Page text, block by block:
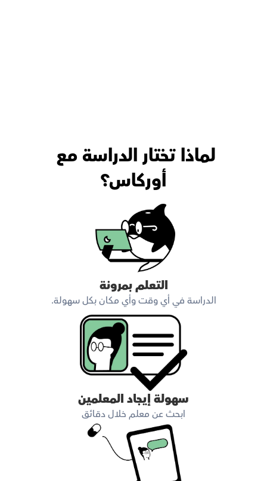
أوركاس؟
التعلم بمرونة
الدراسة في أي وقت وأي مكان بكل سهولة.
سهولة إيجاد المعلمين
ابحث عن معلم خلال دقائق